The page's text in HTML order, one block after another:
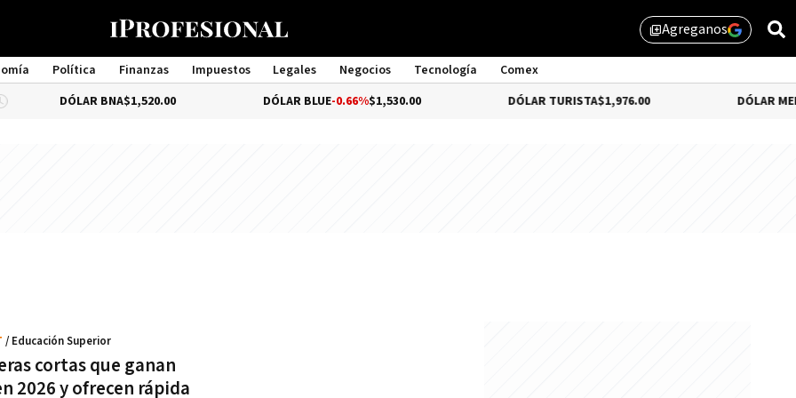
library_addAgreganos
Política Finanzas Impuestos Legales Negocios Tecnología
Comex
Management
DÓLAR BNA $1,520.00 DÓLAR BLUE-0.66%$1,530.00 DÓLAR TURISTA$1,976.00 DÓLAR MEP
cortas que ganan
2026 y ofrecen rápida
/ Educación Superior